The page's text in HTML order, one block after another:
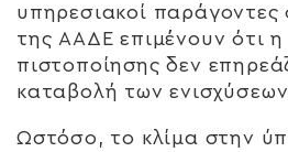
υπηρεσιακοί παράγοντες
της ΑΑΔΕ επιμένουν ότι η
πιστοποίησης δεν
καταβολή των
Ωστόσο, το κλίμα στην